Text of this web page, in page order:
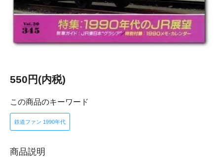
550円(内税)
この商品のキーワード
鉄道ファン 1990年代
商品説明